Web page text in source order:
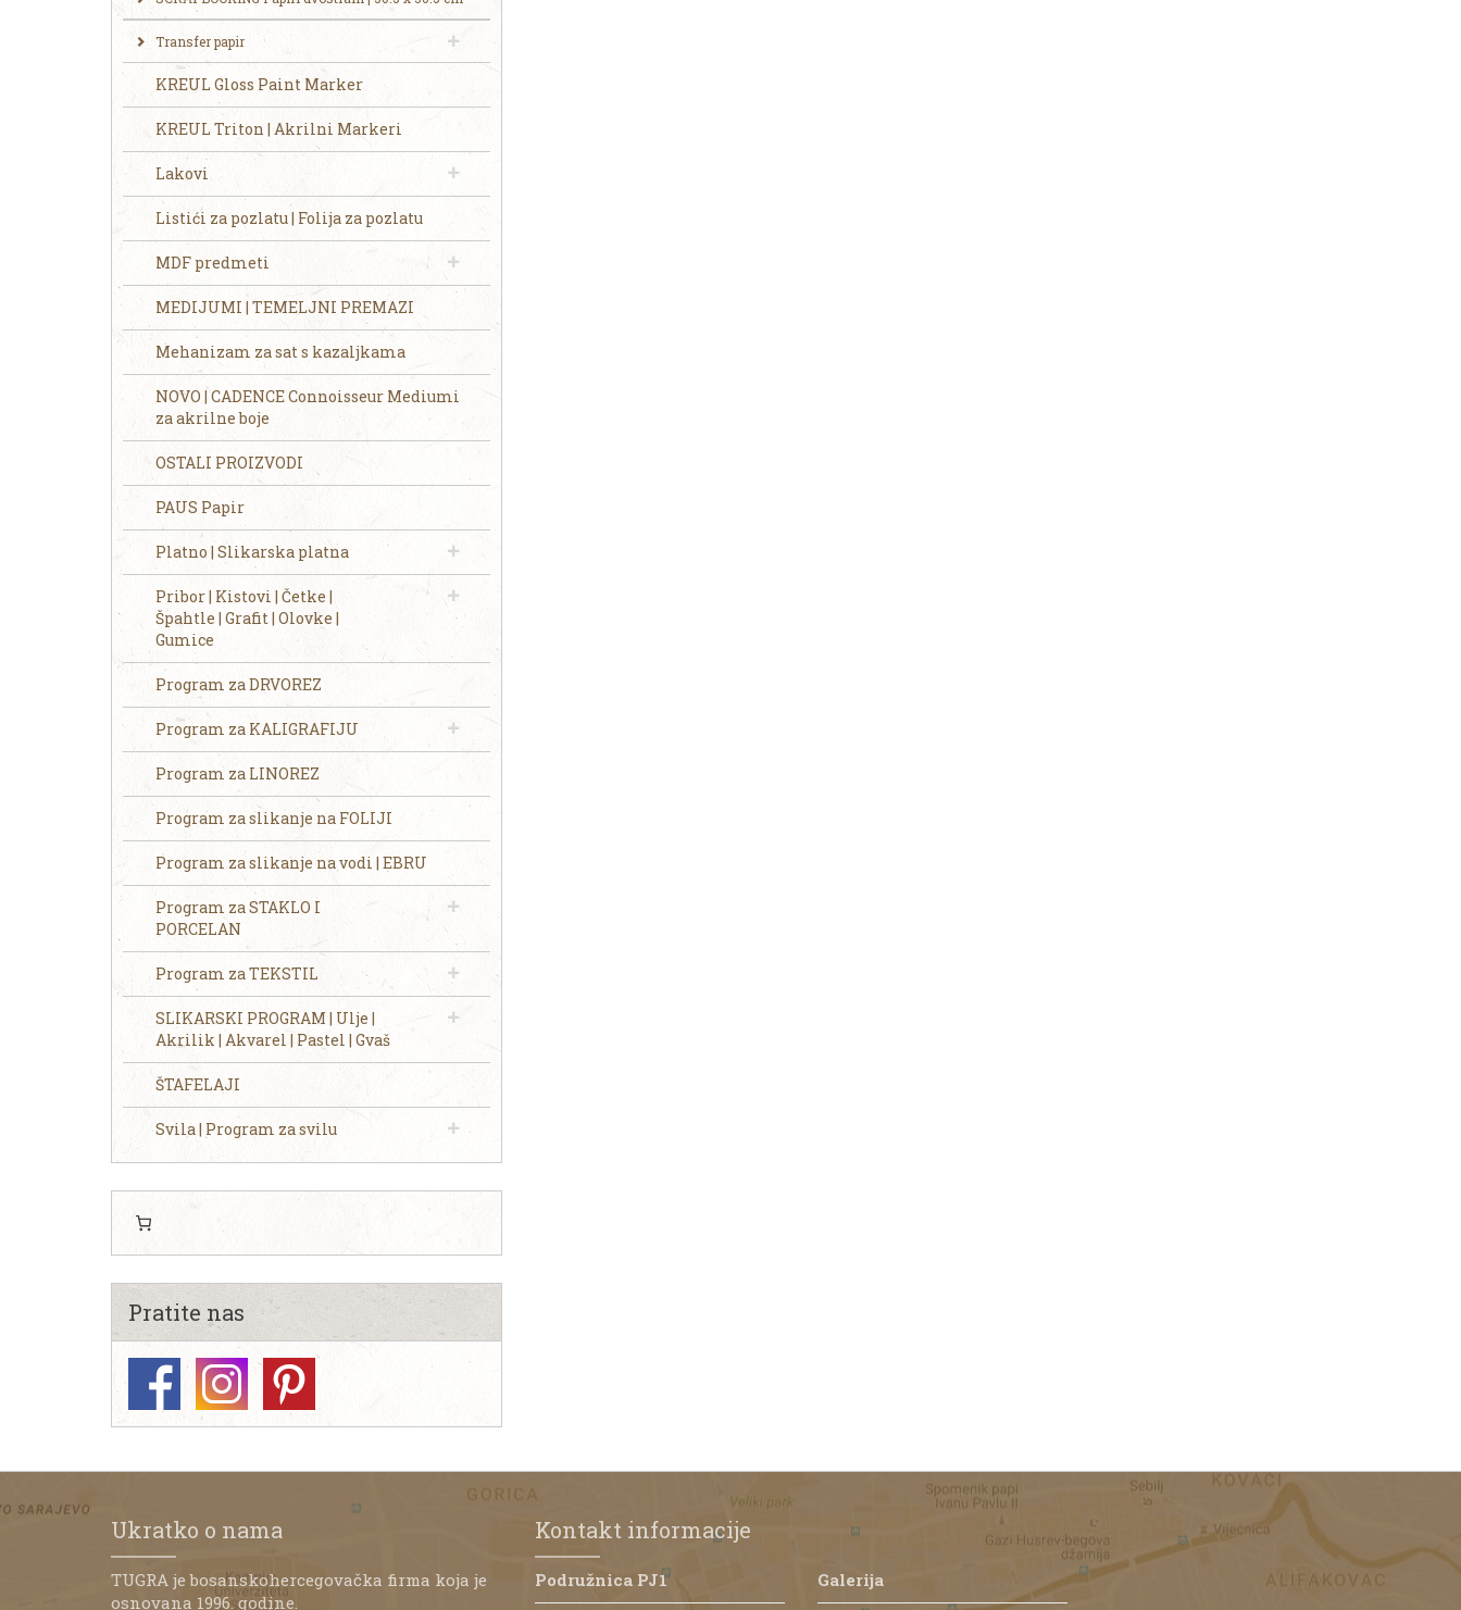
Transfer papir
KREUL Gloss Paint Marker
KREUL Triton | Akrilni Markeri
Lakovi
Listići za pozlatu | Folija za pozlatu
MDF predmeti
MEDIJUMI | TEMELJNI PREMAZI
Mehanizam za sat s kazaljkama
NOVO | CADENCE Connoisseur Mediumi
za akrilne boje
OSTALI PROIZVODI
PAUS Papir
Platno | Slikarska platna
Pribor | Kistovi | Četke |
Špahtle | Grafit | Olovke |
Gumice
Program za DRVOREZ
Program za KALIGRAFIJU
Program za LINOREZ
Program za slikanje na FOLIJI
Program za slikanje na vodi | EBRU
Program za STAKLO I
PORCELAN
Program za TEKSTIL
SLIKARSKI PROGRAM | Ulje |
Akrilik | Akvarel | Pastel | Gvaš
ŠTAFELAJI
Svila | Program za svilu
Pratite nas
Ukratko o nama
TUGRA je bosanskohercegovačka firma koja je
osnovana 1996. godine.
Kontakt informacije
Podružnica PJ1 Galerija